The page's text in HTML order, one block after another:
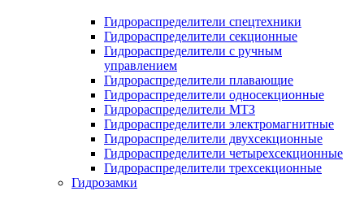
Гидрораспределители спецтехники
Гидрораспределители секционные
Гидрораспределители с ручным
управлением
Гидрораспределители плавающие
Гидрораспределители односекционные
Гидрораспределители МТЗ
Гидрораспределители электромагнитные
Гидрораспределители двухсекционные
Гидрораспределители четырехсекционные
Гидрораспределители трехсекционные
Гидрозамки